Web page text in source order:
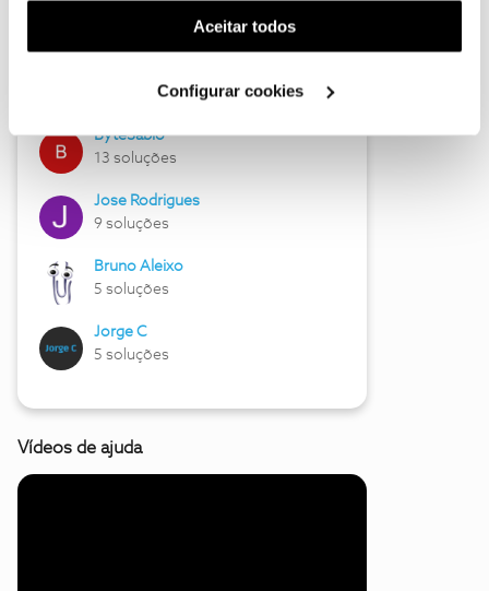
(cookies de publicidade personalizada). Pode gerir a
utilização dos cookies clicando em "Configurar
Aceitar todos
Configurar cookies
Hall of Fame de julho
17 soluções
ByteSábio
13 soluções
Jose Rodrigues
9 soluções
Bruno Aleixo
5 soluções
Jorge C
5 soluções
Vídeos de ajuda